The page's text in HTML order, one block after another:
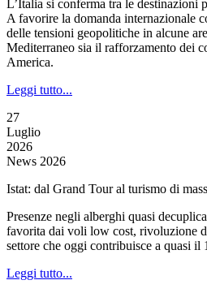
L’Italia si conferma tra le destinazioni
A favorire la domanda internazionale
delle tensioni geopolitiche in alcune
Mediterraneo sia il rafforzamento dei
America.
Leggi tutto...
27
Luglio
2026
News 2026
Istat: dal Grand Tour al turismo di
Presenze negli alberghi quasi
favorita dai voli low cost, rivoluzione
settore che oggi contribuisce a quasi il
Leggi tutto...